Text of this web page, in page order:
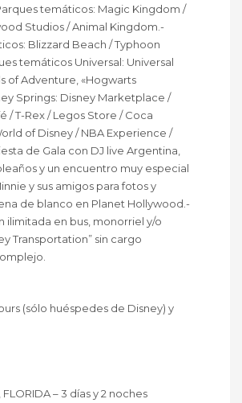
temáticos: Magic Kingdom /
Studios / Animal Kingdom.-
Blizzard Beach / Typhoon
temáticos Universal: Universal
of Adventure, «Hogwarts
Springs: Disney Marketplace /
/ T-Rex / Legos Store / Coca
of Disney / NBA Experience /
de Gala con DJ live Argentina,
y un encuentro muy especial
y sus amigos para fotos y
de blanco en Planet Hollywood.-
ilimitada en bus, monorriel y/o
Transportation” sin cargo
(sólo huéspedes de Disney) y
FLORIDA – 3 días y 2 noches